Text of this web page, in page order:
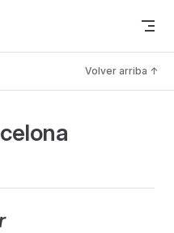
Volver arriba ↑